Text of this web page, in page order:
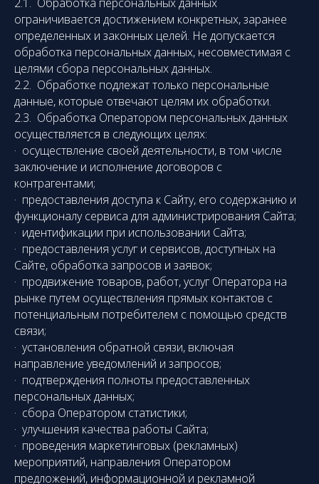
ограничивается достижением конкретных, заранее
определенных и законных целей. Не допускается
обработка персональных данных, несовместимая с
целями сбора персональных данных.
2.2. Обработке подлежат только персональные
данные, которые отвечают целям их обработки.
2.3. Обработка Оператором персональных данных
осуществляется в следующих целях:
· осуществление своей деятельности, в том числе
заключение и исполнение договоров с
контрагентами;
· предоставления доступа к Сайту, его содержанию и
функционалу сервиса для администрирования Сайта;
· идентификации при использовании Сайта;
· предоставления услуг и сервисов, доступных на
Сайте, обработка запросов и заявок;
· продвижение товаров, работ, услуг Оператора на
рынке путем осуществления прямых контактов с
потенциальным потребителем с помощью средств
связи;
· установления обратной связи, включая
направление уведомлений и запросов;
· подтверждения полноты предоставленных
персональных данных;
· сбора Оператором статистики;
· улучшения качества работы Сайта;
· проведения маркетинговых (рекламных)
мероприятий, направления Оператором
предложений, информационной и рекламной